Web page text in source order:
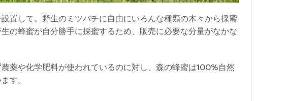
置して。野生のミツバチに自由にいろんな種類の木々から採蜜
の蜂蜜が自分勝手に採蜜するため、販売に必要な分量がなかな
薬や化学肥料が使われているのに対し、森の蜂蜜は100%自然
す。